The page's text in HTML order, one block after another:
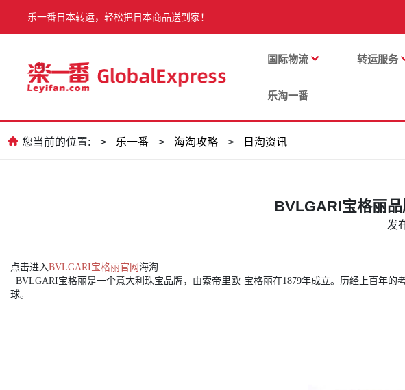
乐一番日本转运，轻松把日本商品送到家！
国际物流 转运服务
乐淘一番
您当前的位置: > 乐一番 > 海淘攻略 > 日淘资讯
BVLGARI宝格丽
发
点击进入BVLGARI宝格丽官网 海淘
BVLGARI宝格丽是一个意大利珠宝品牌，由索帝里欧·宝格丽在1879年成立。历经上百年
球。